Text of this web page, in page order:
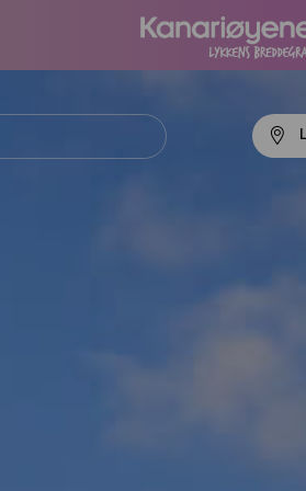
navigation